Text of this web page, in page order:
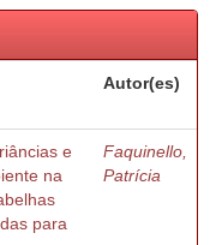
Autor(es)
e
na
para
Faquinello,
Patrícia